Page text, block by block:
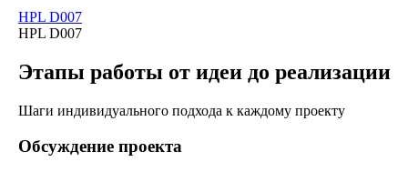
HPL D007
HPL D007
Этапы работы от идеи до реализации
Шаги индивидуального подхода к каждому проекту
Обсуждение проекта